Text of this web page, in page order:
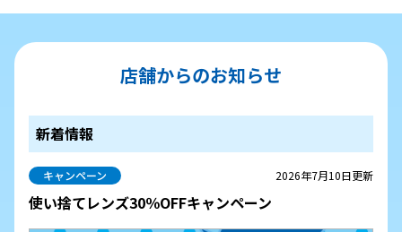
店舗からのお知らせ
新着情報
キャンペーン 2026年7月10日更新
使い捨てレンズ30％OFFキャンペーン